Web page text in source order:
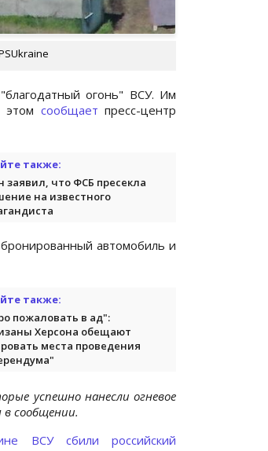
огонь" ВСУ. Им
этом сообщает пресс-центр
также:
заявил, что ФСБ пресекла
на известного
автомобиль и
также:
пожаловать в ад":
Херсона обещают
места проведения
успешно нанесли огневое
в сообщении.
ВСУ сбили российский